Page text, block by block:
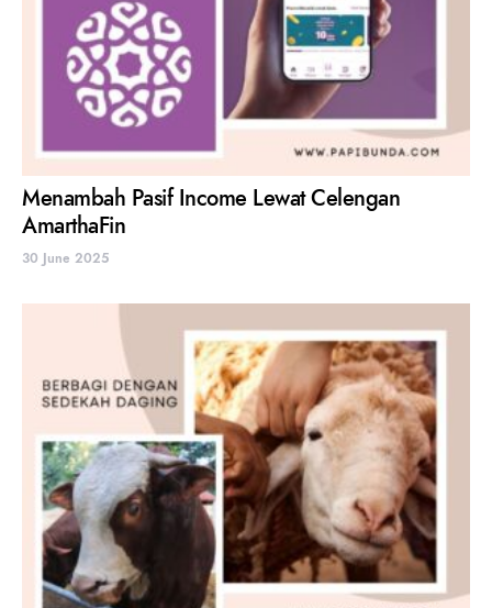
Menambah Pasif Income Lewat Celengan
AmarthaFin
30 June 2025